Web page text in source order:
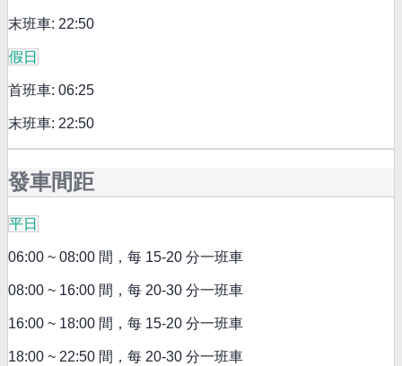
末班車: 22:50
假日
首班車: 06:25
末班車: 22:50
發車間距
平日
06:00 ~ 08:00 間，每 15-20 分一班車
08:00 ~ 16:00 間，每 20-30 分一班車
16:00 ~ 18:00 間，每 15-20 分一班車
18:00 ~ 22:50 間，每 20-30 分一班車